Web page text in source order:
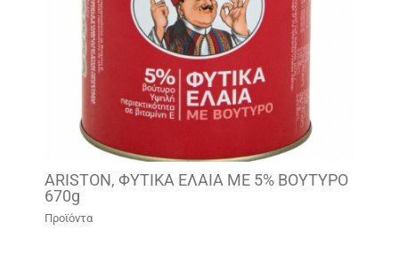
ARISTON, ΦΥΤΙΚΑ ΕΛΑΙΑ ΜΕ 5% ΒΟΥΤΥΡΟ
670g
Προϊόντα